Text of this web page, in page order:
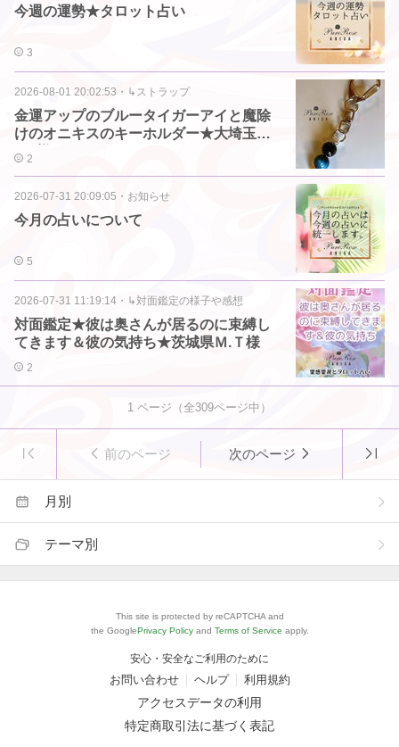
今週の運勢★タロット占い
3
2026-08-01 20:02:53 ・ ↳ストラップ
金運アップのブルータイガーアイと魔除
けのオニキスのキーホルダー★大埼玉県
Y.K様
2
2026-07-31 20:09:05 ・ お知らせ
今月の占いについて
5
2026-07-31 11:19:14 ・ ↳対面鑑定の様子や感想
対面鑑定★彼は奥さんが居るのに束縛し
てきます＆彼の気持ち★茨城県Ｍ.Ｔ様
2
1 ページ（全309ページ中）
前のページ 次のページ
月別
テーマ別
This site is protected by reCAPTCHA and
the GooglePrivacy Policy and Terms of Service apply.
安心・安全なご利用のために
お問い合わせ ヘルプ 利用規約
アクセスデータの利用
特定商取引法に基づく表記